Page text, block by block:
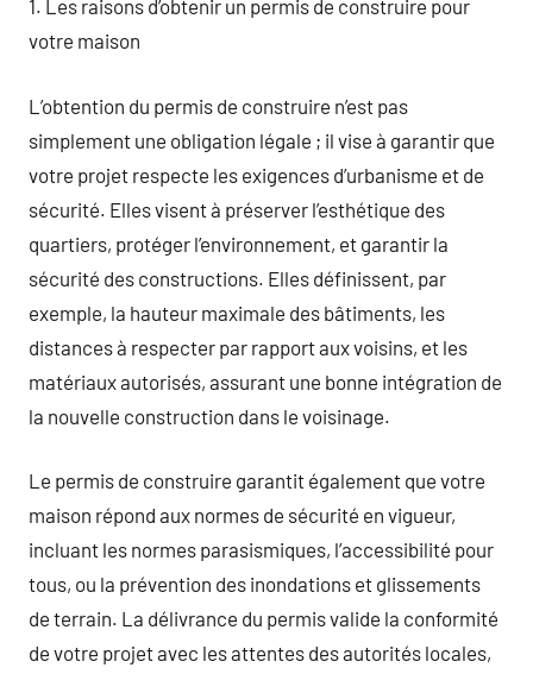
1. Les raisons d’obtenir un permis de construire pour
votre maison
L’obtention du permis de construire n’est pas
simplement une obligation légale ; il vise à garantir que
votre projet respecte les exigences d’urbanisme et de
sécurité. Elles visent à préserver l’esthétique des
quartiers, protéger l’environnement, et garantir la
sécurité des constructions. Elles définissent, par
exemple, la hauteur maximale des bâtiments, les
distances à respecter par rapport aux voisins, et les
matériaux autorisés, assurant une bonne intégration de
la nouvelle construction dans le voisinage.
Le permis de construire garantit également que votre
maison répond aux normes de sécurité en vigueur,
incluant les normes parasismiques, l’accessibilité pour
tous, ou la prévention des inondations et glissements
de terrain. La délivrance du permis valide la conformité
de votre projet avec les attentes des autorités locales,